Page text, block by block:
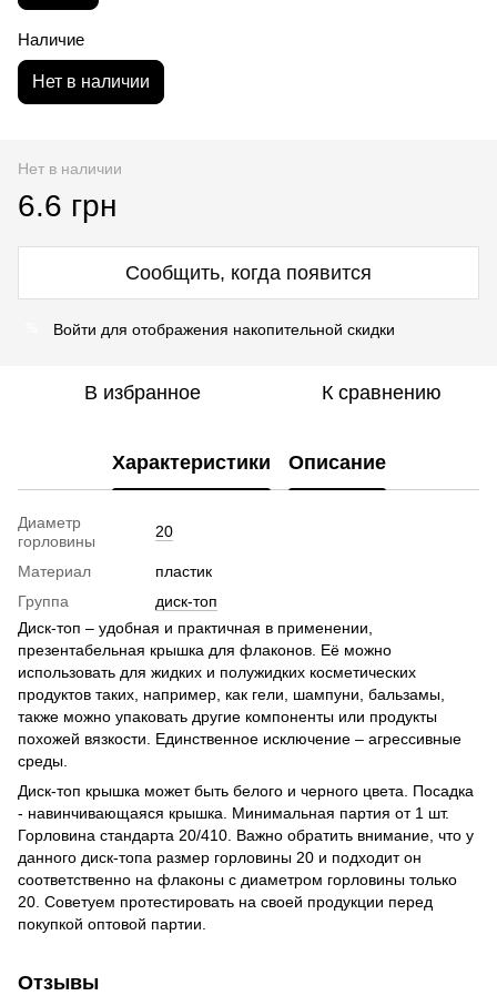
Наличие
Нет в наличии
Нет в наличии
6.6 грн
Сообщить, когда появится
Войти для отображения накопительной скидки
В избранное К сравнению
Характеристики Описание
Диаметр
горловины
20
Материал
пластик
Группа
диск-топ
Диск-топ – удобная и практичная в применении,
презентабельная крышка для флаконов. Её можно
использовать для жидких и полужидких косметических
продуктов таких, например, как гели, шампуни, бальзамы,
также можно упаковать другие компоненты или продукты
похожей вязкости. Единственное исключение – агрессивные
среды.
Диск-топ крышка может быть белого и черного цвета. Посадка
- навинчивающаяся крышка. Минимальная партия от 1 шт.
Горловина стандарта 20/410. Важно обратить внимание, что у
данного диск-топа размер горловины 20 и подходит он
соответственно на флаконы с диаметром горловины только
20. Советуем протестировать на своей продукции перед
покупкой оптовой партии.
Отзывы